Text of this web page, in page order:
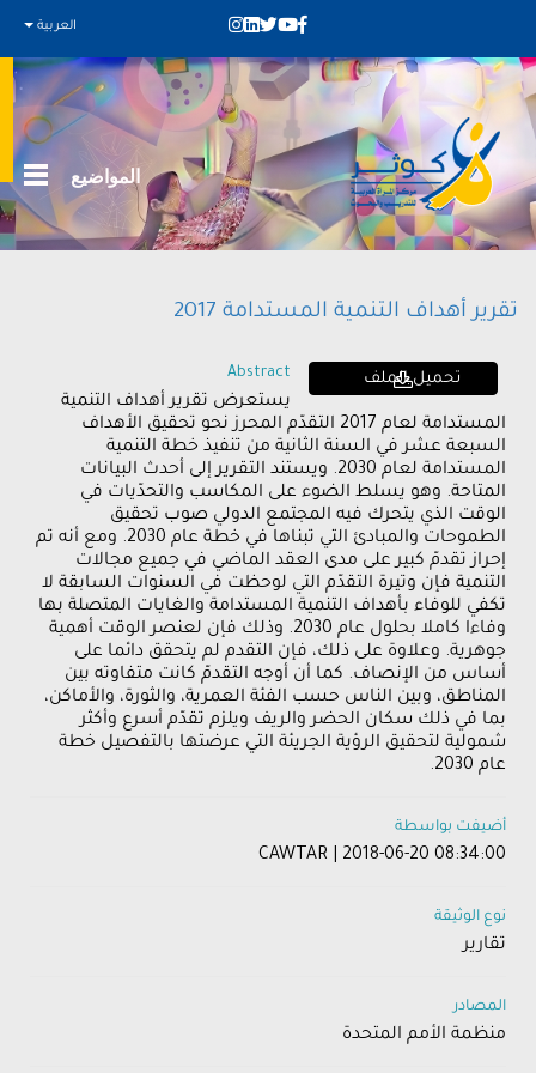
العربية
المواضيع
تقرير أهداف التنمية المستدامة 2017
تحميل الملف Abstract
يستعرض تقرير أهداف التنمية
المستدامة لعام 2017 التقدّم المحرز نحو تحقيق الأهداف
السبعة عشر في السنة الثانية من تنفيذ خطة التنمية
المستدامة لعام 2030. ويستند التقرير إلى أحدث البيانات
المتاحة. وهو يسلط الضوء على المكاسب والتحدّيات في
الوقت الذي يتحرك فيه المجتمع الدولي صوب تحقيق
الطموحات والمبادئ التي تبناها في خطة عام 2030. ومع أنه تم
إحراز تقدمّ كبير على مدى العقد الماضي في جميع مجالات
التنمية فإن وتيرة التقدّم التي لوحظت في السنوات السابقة لا
تكفي للوفاء بأهداف التنمية المستدامة والغايات المتصلة بها
وفاءا كاملا بحلول عام 2030. وذلك فإن لعنصر الوقت أهمية
جوهرية. وعلاوة على ذلك، فإن التقدم لم يتحقق دائما على
أساس من الإنصاف. كما أن أوجه التقدمّ كانت متفاوته بين
المناطق، وبين الناس حسب الفئة العمرية، والثورة، والأماكن،
بما في ذلك سكان الحضر والريف ويلزم تقدّم أسرع وأكثر
شمولية لتحقيق الرؤية الجريئة التي عرضتها بالتفصيل خطة
عام 2030.
أضيفت بواسطة
CAWTAR | 2018-06-20 08:34:00
نوع الوثيقة
تقارير
المصادر
منظمة الأمم المتحدة